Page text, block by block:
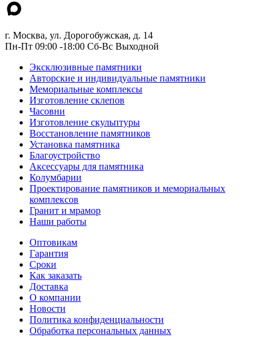
г. Москва, ул. Дорогобужская, д. 14
Пн-Пт 09:00 -18:00 Сб-Вс Выходной
Эксклюзивные памятники
Авторские и индивидуальные памятники
Мемориальные комплексы
Изготовление склепов
Часовни
Изготовление скульптуры
Восстановление памятников
Установка памятника
Благоустройство
Аксессуары для памятника
Колумбарии
Проектирование памятников и мемориальных
комплексов
Гранит и мрамор
Наши работы
Оптовикам
Гарантия
Сроки
Как заказать
Доставка
О компании
Новости
Политика конфиденциальности
Обработка персональных данных